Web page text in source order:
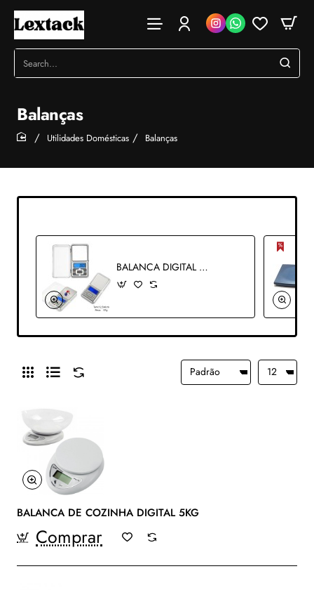
Search...
Balanças
home
Utilidades Domésticas Balanças
BALANCA DIGITAL REF: APMH500
BALANCA DE COZINHA DIGITAL 5KG
Comprar